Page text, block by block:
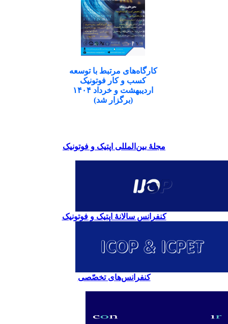
کارگاه‌های مرتبط با توسعه
کسب و کار فوتونیک
اردیبهشت و خرداد ۱۴۰۴
(برگزار شد)
مجلۀ بین‌المللی اپتیک و فوتونیک
کنفرانس سالانۀ اپتیک و فوتونیک
کنفرانس‌های تخصّصی